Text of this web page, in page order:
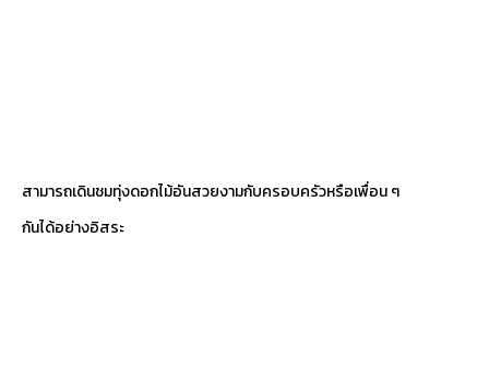
สามารถเดินชมทุ่งดอกไม้อันสวยงามกับครอบครัวหรือเพื่อน ๆ
กันได้อย่างอิสระ